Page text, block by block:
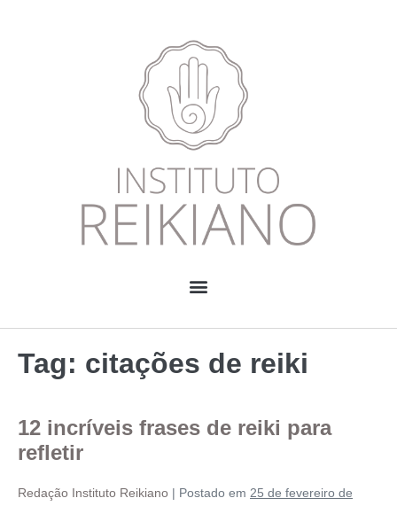
Tag: citações de reiki
12 incríveis frases de reiki para
refletir
Redação Instituto Reikiano | Postado em 25 de fevereiro de